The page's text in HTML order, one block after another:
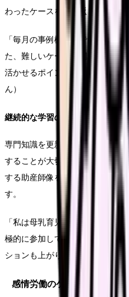
わったケースを振り返り、改善
「毎月の事例検討会では積極的
た、難しいケースに関わった後
活かせるポイントをメモにまと
ん）
継続的な学習のモチベーション
専門知識を更新し続けるために
することが大切です。興味のあ
する助産師像を明確にすること
す。
「私は母乳育児支援に特に興味
極的に参加しています。専門性
ションも上がります」（助産師歴
感情労働のケアとバーンアウ